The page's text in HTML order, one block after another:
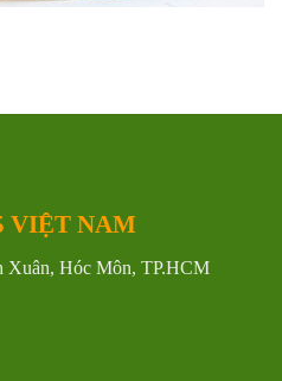
VIỆT NAM
Xuân, Hóc Môn, TP.HCM